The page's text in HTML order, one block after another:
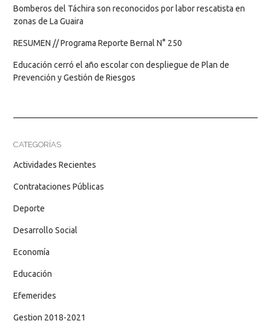
Bomberos del Táchira son reconocidos por labor rescatista en
zonas de La Guaira
RESUMEN // Programa Reporte Bernal N° 250
Educación cerró el año escolar con despliegue de Plan de
Prevención y Gestión de Riesgos
CATEGORÍAS
Actividades Recientes
Contrataciones Públicas
Deporte
Desarrollo Social
Economía
Educación
Efemerides
Gestion 2018-2021